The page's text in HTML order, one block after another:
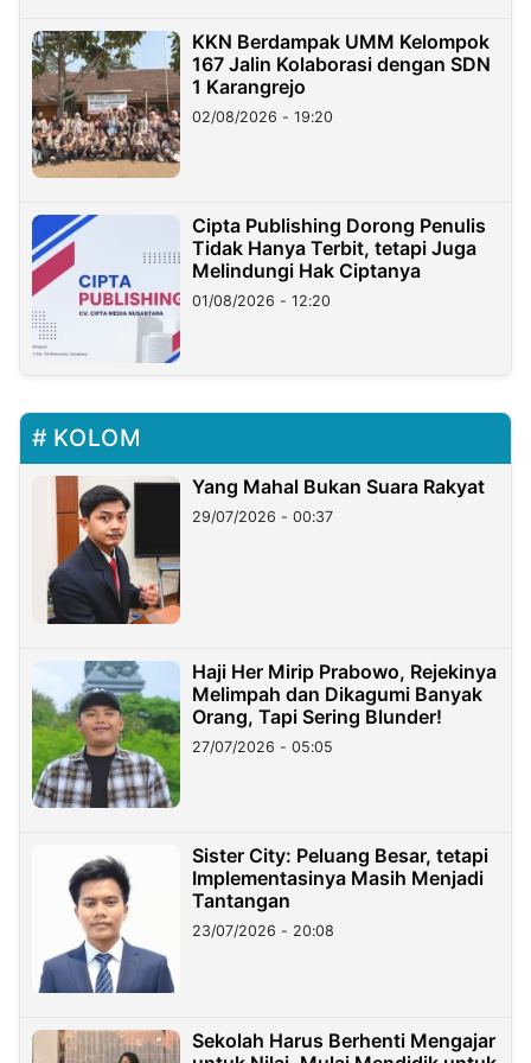
KKN Berdampak UMM Kelompok
167 Jalin Kolaborasi dengan SDN
1 Karangrejo
02/08/2026 - 19:20
Cipta Publishing Dorong Penulis
Tidak Hanya Terbit, tetapi Juga
Melindungi Hak Ciptanya
01/08/2026 - 12:20
KOLOM
Yang Mahal Bukan Suara Rakyat
29/07/2026 - 00:37
Haji Her Mirip Prabowo, Rejekinya
Melimpah dan Dikagumi Banyak
Orang, Tapi Sering Blunder!
27/07/2026 - 05:05
Sister City: Peluang Besar, tetapi
Implementasinya Masih Menjadi
Tantangan
23/07/2026 - 20:08
Sekolah Harus Berhenti Mengajar